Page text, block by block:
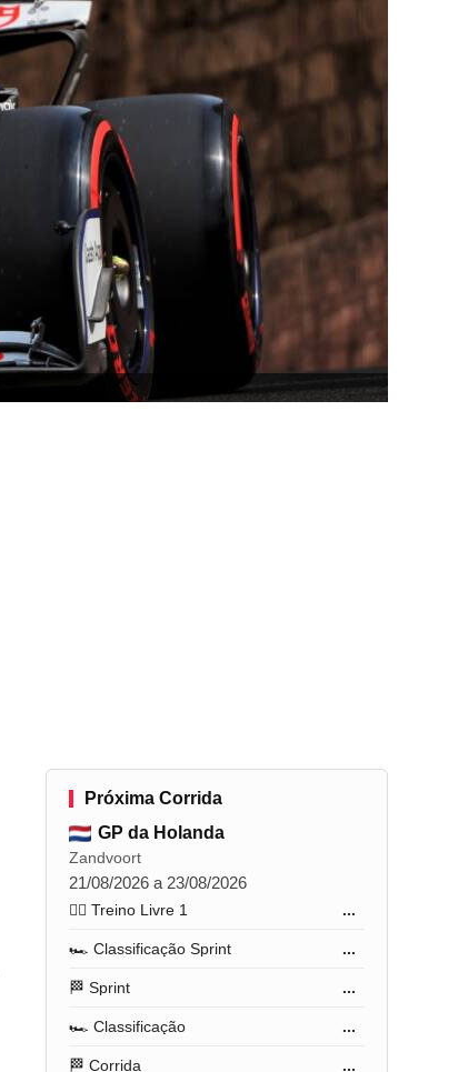
Próxima Corrida
GP da Holanda
Zandvoort
21/08/2026 a 23/08/2026
🏋️‍♂️ Treino Livre 1 ...
🏎️ Classificação Sprint ...
🏁 Sprint ...
🏎️ Classificação ...
🏁 Corrida ...